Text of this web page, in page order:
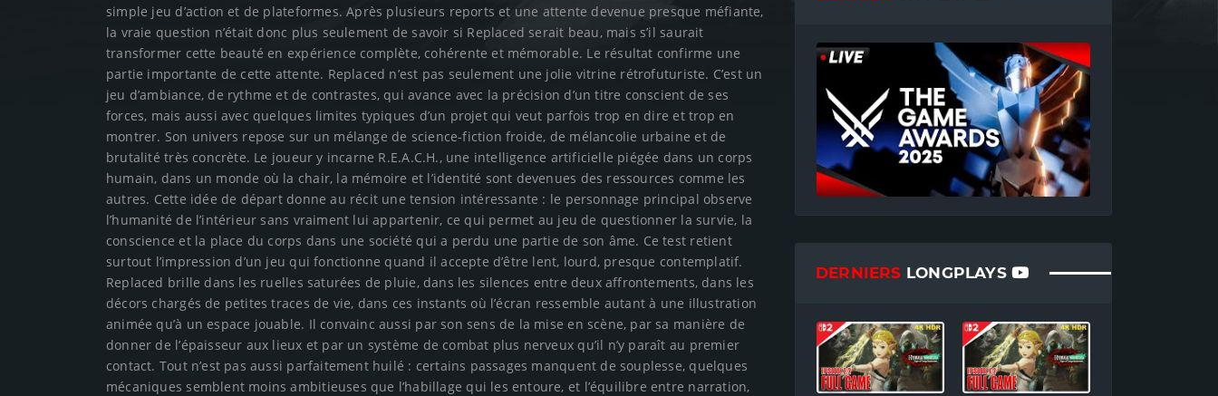
simple jeu d’action et de plateformes. Après plusieurs reports et une attente devenue presque méfiante,
la vraie question n’était donc plus seulement de savoir si Replaced serait beau, mais s’il saurait
transformer cette beauté en expérience complète, cohérente et mémorable. Le résultat confirme une
partie importante de cette attente. Replaced n’est pas seulement une jolie vitrine rétrofuturiste. C’est un
jeu d’ambiance, de rythme et de contrastes, qui avance avec la précision d’un titre conscient de ses
forces, mais aussi avec quelques limites typiques d’un projet qui veut parfois trop en dire et trop en
montrer. Son univers repose sur un mélange de science-fiction froide, de mélancolie urbaine et de
brutalité très concrète. Le joueur y incarne R.E.A.C.H., une intelligence artificielle piégée dans un corps
humain, dans un monde où la chair, la mémoire et l’identité sont devenues des ressources comme les
autres. Cette idée de départ donne au récit une tension intéressante : le personnage principal observe
l’humanité de l’intérieur sans vraiment lui appartenir, ce qui permet au jeu de questionner la survie, la
conscience et la place du corps dans une société qui a perdu une partie de son âme. Ce test retient
surtout l’impression d’un jeu qui fonctionne quand il accepte d’être lent, lourd, presque contemplatif.
Replaced brille dans les ruelles saturées de pluie, dans les silences entre deux affrontements, dans les
décors chargés de petites traces de vie, dans ces instants où l’écran ressemble autant à une illustration
animée qu’à un espace jouable. Il convainc aussi par son sens de la mise en scène, par sa manière de
donner de l’épaisseur aux lieux et par un système de combat plus nerveux qu’il n’y paraît au premier
contact. Tout n’est pas aussi parfaitement huilé : certains passages manquent de souplesse, quelques
mécaniques semblent moins ambitieuses que l’habillage qui les entoure, et l’équilibre entre narration,
DERNIERS LONGPLAYS